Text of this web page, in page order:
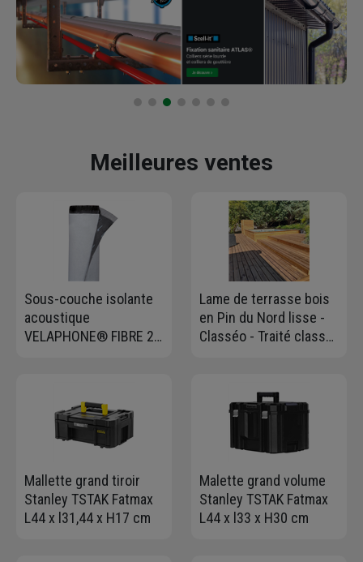
Meilleures ventes
Sous-couche isolante
acoustique
VELAPHONE® FIBRE 22
Lame de terrasse bois
en Pin du Nord lisse -
Classéo - Traité classe
Mallette grand tiroir
Stanley TSTAK Fatmax
L44 x l31,44 x H17 cm
Malette grand volume
Stanley TSTAK Fatmax
L44 x l33 x H30 cm